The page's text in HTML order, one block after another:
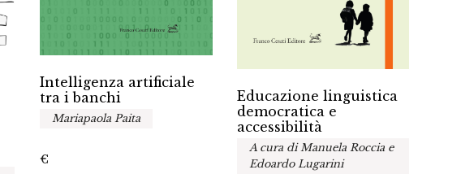
Intelligenza artificiale
tra i banchi
Mariapaola Paita
€
Educazione linguistica
democratica e
accessibilità
A cura di Manuela Roccia e
Edoardo Lugarini